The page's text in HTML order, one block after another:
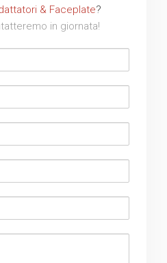
& Faceplate?
in giornata!
address